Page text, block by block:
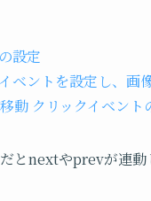
設定
ベントを設定し、
動 クリックイベン
だとnextやprevが連